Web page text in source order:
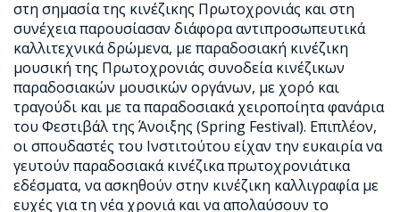
στη σημασία της κινέζικης Πρωτοχρονιάς και στη
συνέχεια παρουσίασαν διάφορα αντιπροσωπευτικά
καλλιτεχνικά δρώμενα, με παραδοσιακή κινέζικη
μουσική της Πρωτοχρονιάς συνοδεία κινέζικων
παραδοσιακών μουσικών οργάνων, με χορό και
τραγούδι και με τα παραδοσιακά χειροποίητα φανάρια
του Φεστιβάλ της Άνοιξης (Spring Festival). Επιπλέον,
οι σπουδαστές του Ινστιτούτου είχαν την ευκαιρία να
γευτούν παραδοσιακά κινέζικα πρωτοχρονιάτικα
εδέσματα, να ασκηθούν στην κινέζικη καλλιγραφία με
ευχές για τη νέα χρονιά και να απολαύσουν το